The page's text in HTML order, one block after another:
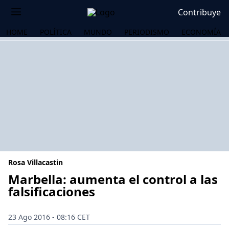
Contribuye
HOME POLÍTICA MUNDO PERIODISMO ECONOMÍA
Rosa Villacastin
Marbella: aumenta el control a las
falsificaciones
23 Ago 2016 - 08:16 CET